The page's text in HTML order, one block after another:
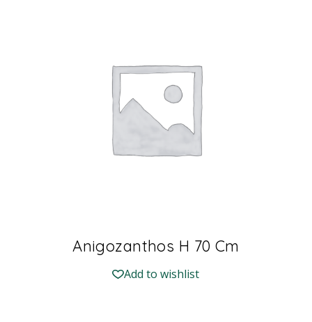
Anigozanthos H 70 Cm
Add to wishlist